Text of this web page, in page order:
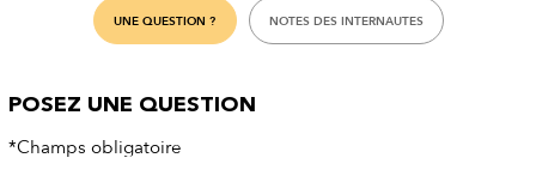
UNE QUESTION ? NOTES DES INTERNAUTES
POSEZ UNE QUESTION
*Champs obligatoire